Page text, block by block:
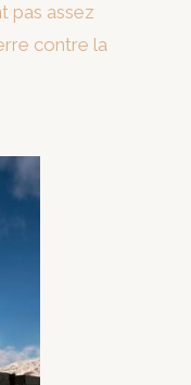
pas assez
contre la